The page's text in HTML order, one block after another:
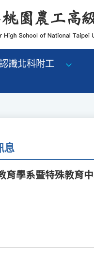
識北科附工
息
育學系暨特殊教育